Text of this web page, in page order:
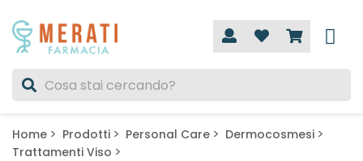
Home Prodotti Personal Care
Dermocosmesi
Trattamenti Viso